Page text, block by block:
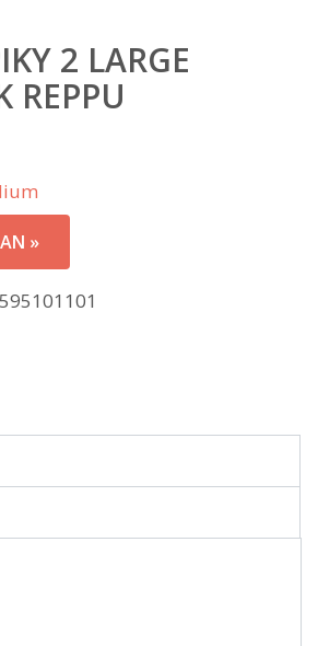
2 LARGE
REPPU
»